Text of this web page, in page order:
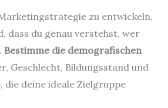
zu entwickeln,
dass du genau verstehst, wer
Bestimme die demografischen
Geschlecht, Bildungsstand und
die deine ideale Zielgruppe